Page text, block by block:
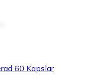
60 Kapslar